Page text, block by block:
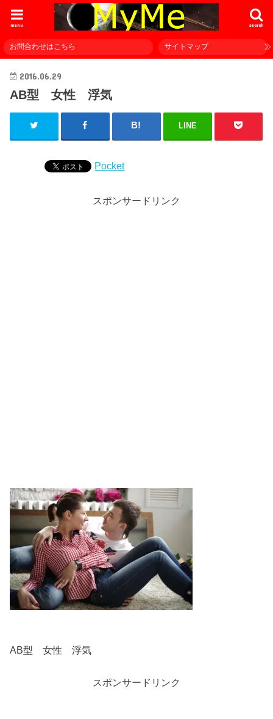
search
menu
お問合わせはこちら サイトマップ
2016.06.29
AB型 女性 浮気
LINE
Pocket
スポンサードリンク
AB型 女性 浮気
スポンサードリンク